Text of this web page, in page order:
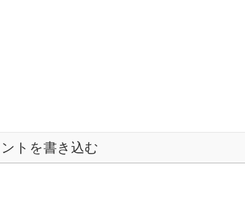
トを書き込む